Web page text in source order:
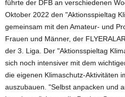
führte der DFB an verschiedenen
Oktober 2022 den "Aktionsspieltag
gemeinsam mit den Amateur- und
Frauen und Männer, der
der 3. Liga. Der "Aktionsspieltag
sich noch intensiver mit dem
die eigenen Klimaschutz-Aktivitäten
auszubauen. "Selbst anpacken und